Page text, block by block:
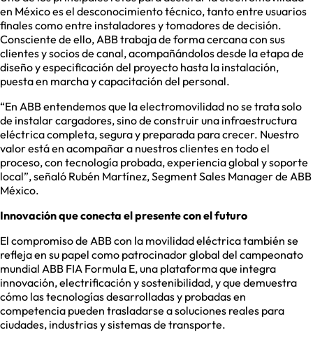
en México es el desconocimiento técnico, tanto entre usuarios
finales como entre instaladores y tomadores de decisión.
Consciente de ello, ABB trabaja de forma cercana con sus
clientes y socios de canal, acompañándolos desde la etapa de
diseño y especificación del proyecto hasta la instalación,
puesta en marcha y capacitación del personal.
“En ABB entendemos que la electromovilidad no se trata solo
de instalar cargadores, sino de construir una infraestructura
eléctrica completa, segura y preparada para crecer. Nuestro
valor está en acompañar a nuestros clientes en todo el
proceso, con tecnología probada, experiencia global y soporte
local”, señaló Rubén Martínez, Segment Sales Manager de ABB
México.
Innovación que conecta el presente con el futuro
El compromiso de ABB con la movilidad eléctrica también se
refleja en su papel como patrocinador global del campeonato
mundial ABB FIA Formula E, una plataforma que integra
innovación, electrificación y sostenibilidad, y que demuestra
cómo las tecnologías desarrolladas y probadas en
competencia pueden trasladarse a soluciones reales para
ciudades, industrias y sistemas de transporte.